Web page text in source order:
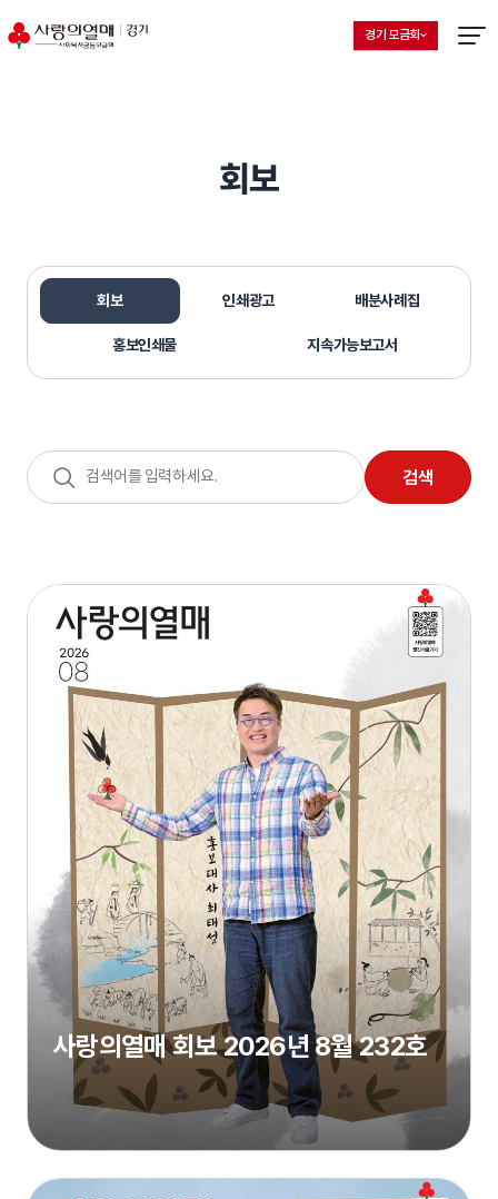
지회 선택 목록 열기
현재 선택된 지회
경기 모금회
회보
회보 인쇄광고 배분사례집
홍보인쇄물 지속가능보고서
사랑의열매 회보 2026년 8월 232호
검색어
입력
검색